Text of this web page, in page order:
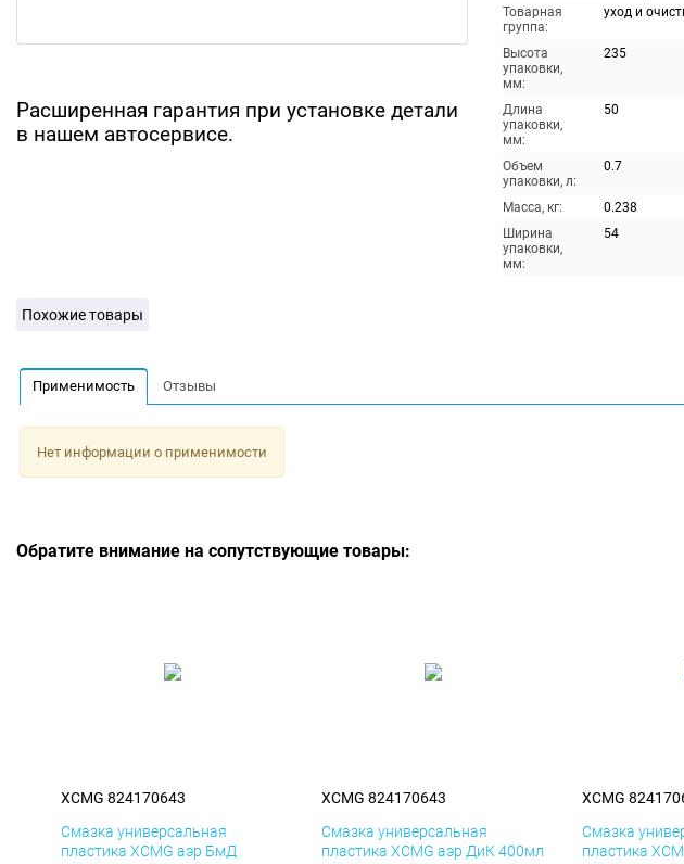
Расширенная гарантия при установке детали
в нашем автосервисе.
Товарная
группа:
уход и
Высота
упаковки,
мм:
235
Длина
упаковки,
мм:
50
Объем
упаковки, л:
0.7
Масса, кг:
0.238
Ширина
упаковки,
мм:
54
Похожие товары
Применимость Отзывы
Нет информации о применимости
Обратите внимание на сопутствующие товары:
XCMG 824170643
Смазка универсальная
пластика XCMG аэр БмД
XCMG 824170643
Смазка универсальная
пластика XCMG аэр ДиК 400мл
XCMG
Смазка
пластика